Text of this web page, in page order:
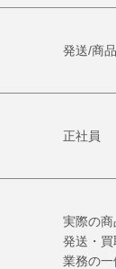
発送/商
正社員
実際の商
発送・買
業務の一